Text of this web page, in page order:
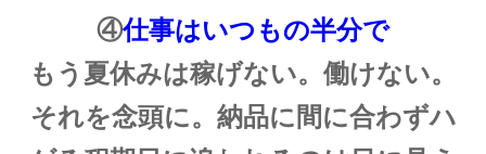
④仕事はいつもの半分で
もう夏休みは稼げない。働けない。
それを念頭に。納品に間に合わずハ